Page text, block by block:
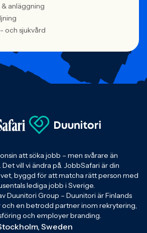
anläggning
och sjukvård
att söka jobb – men svårare än
vill vi ändra på. JobbSafari är din
byggd för att matcha rätt person med
lediga jobb i Sverige.
Duunitori Group – Duunitori är Finlands
en betrodd partner inom rekrytering,
och employer branding.
Sweden